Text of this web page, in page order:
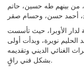
من بينهم طه حسين، حاتم
لدار الأوبرا، حيث تأسست
عبد الحليم نويرة، وبدأت أولى
على التراث الغنائي الديني وتقديمه
بشكل فني راقٍ.